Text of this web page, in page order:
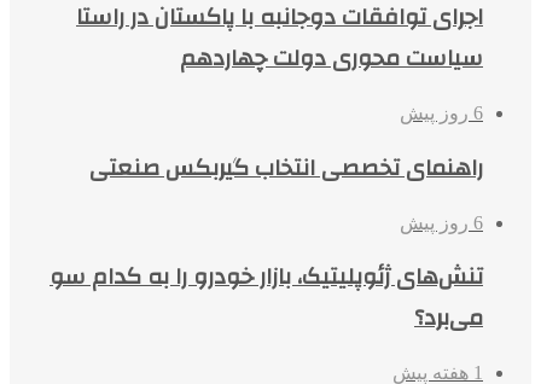
اجرای توافقات دوجانبه با پاکستان در راستا
سیاست محوری دولت چهاردهم
6 روز پیش
راهنمای تخصصی انتخاب گیربکس صنعتی
6 روز پیش
تنش‌های ژئوپلیتیک، بازار خودرو را به کدام سو
می‌برد؟
1 هفته پیش